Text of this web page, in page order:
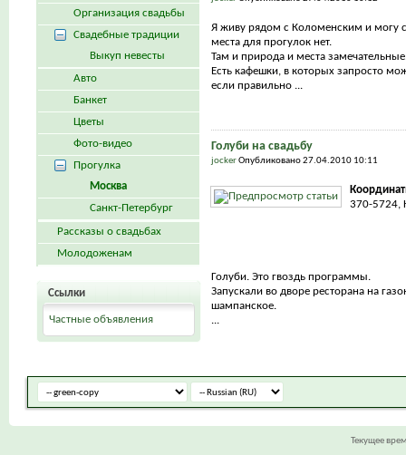
Я живу рядом с Коломенским и могу
места для прогулок нет.
Там и природа и места
Есть кафешки, в которых запросто
если правильно ...
Голуби на свадьбу
jockerОпубликовано 27.04.2010 10:11
370-5724,
Голуби. Это гвоздь программы.
Запускали во дворе ресторана на
шампанское.
...
Организация свадьбы
Свадебные традиции
Выкуп невесты
Авто
Банкет
Цветы
Фото-видео
Прогулка
Москва
Санкт-Петербург
Рассказы о свадьбах
Молодоженам
Ссылки
Частные объявления
Текущее